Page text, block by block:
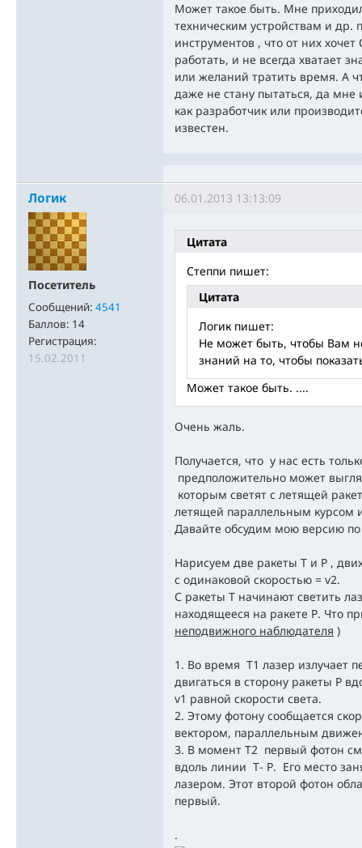
Может такое быть. Мне
техническим устройствам и др.
инструментов , что от них
работать, и не всегда хватает
или желаний тратить время. А
даже не стану пытаться, да
как разработчик или
известен.
Логик
Посетитель
Сообщений: 4541
Баллов: 14
Регистрация:
15.02.2011
06.01.2013 13:13:09
Цитата
Степпи пишет:
Цитата
Логик пишет:
Не может быть, чтобы Вам
знаний на то, чтобы
Может такое быть. ....
Очень жаль.
Получается, что у нас есть
предположительно может
которым светят с летящей
летящей параллельным курсом
Давайте обсудим мою версию
Нарисуем две ракеты T и Р ,
с одинаковой скоростью = v2.
С ракеты Т начинают светить
находящееся на ракете Р. Что
неподвижного наблюдателя )
1. Во время Т1 лазер излучает
двигаться в сторону ракеты Р
v1 равной скорости света.
2. Этому фотону сообщается
вектором, параллельным
3. В момент Т2 первый фотон
вдоль линии Т- Р. Его место
лазером. Этот второй фотон
первый.
.